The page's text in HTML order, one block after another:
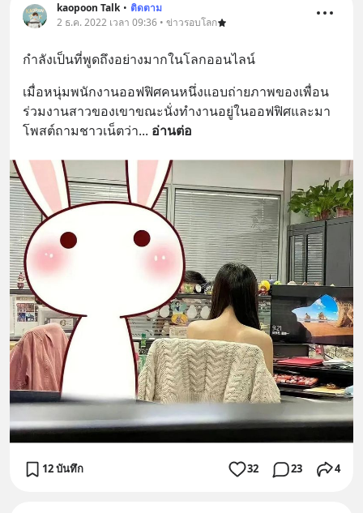
kaopoon Talk • ติดตาม
2 ธ.ค. 2022 เวลา 09:36 • ข่าวรอบโลก
กำลังเป็นที่พูดถึงอย่างมากในโลกออนไลน์
เมื่อหนุ่มพนักงานออฟฟิศคนหนึ่งแอบถ่ายภาพของเพื่อน
ร่วมงานสาวของเขาขณะนั่งทำงานอยู่ในออฟฟิศและมา
โพสต์ถามชาวเน็ตว่า... อ่านต่อ
12 บันทึก 32 23 4